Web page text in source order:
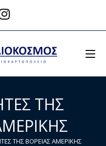
ΤΗΣ
ΤΗΣ ΒΟΡΕΙΑΣ ΑΜΕΡΙΚΗΣ